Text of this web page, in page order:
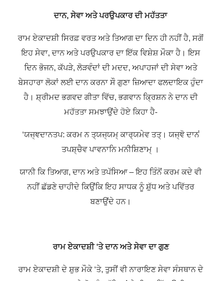
ਦਾਨ, ਸੇਵਾ ਅਤੇ ਪਰਉਪਕਾਰ ਦੀ ਮਹੱਤਤਾ
ਰਾਮ ਏਕਾਦਸ਼ੀ ਸਿਰਫ਼ ਵਰਤ ਅਤੇ ਤਿਆਗ ਦਾ ਦਿਨ ਹੀ ਨਹੀਂ ਹੈ, ਸਗੋਂ
ਇਹ ਸੇਵਾ, ਦਾਨ ਅਤੇ ਪਰਉਪਕਾਰ ਦਾ ਇੱਕ ਵਿਸ਼ੇਸ਼ ਮੌਕਾ ਹੈ। ਇਸ
ਦਿਨ ਭੋਜਨ, ਕੱਪੜੇ, ਲੋੜਵੰਦਾਂ ਦੀ ਮਦਦ, ਅਪਾਹਜਾਂ ਦੀ ਸੇਵਾ ਅਤੇ
ਬੇਸਹਾਰਾ ਲੋਕਾਂ ਲਈ ਦਾਨ ਕਰਨਾ ਸੌ ਗੁਣਾ ਜ਼ਿਆਦਾ ਫਲਦਾਇਕ ਹੁੰਦਾ
ਹੈ। ਸ਼੍ਰੀਮਦ ਭਗਵਦ ਗੀਤਾ ਵਿੱਚ, ਭਗਵਾਨ ਕ੍ਰਿਸ਼ਨ ਨੇ ਦਾਨ ਦੀ
ਮਹੱਤਤਾ ਸਮਝਾਉਂਦੇ ਹੋਏ ਕਿਹਾ ਹੈ-
‘ਯਜ੍ਞਦਾਨਤਪ: ਕਰਮ ਨ ਤ੍ਯਜ੍ਯਮ੍ ਕਾਰ੍ਯਮੇਵ ਤਤ੍। ਯਜ੍ਞੋ ਦਾਨਂ
ਤਪਸ਼੍ਚੈਵ ਪਾਵਨਾਨਿ ਮਨੀਸ਼ਿਣਾਮ੍ ।
ਯਾਨੀ ਕਿ ਤਿਆਗ, ਦਾਨ ਅਤੇ ਤਪੱਸਿਆ – ਇਹ ਤਿੰਨੋਂ ਕਰਮ ਕਦੇ ਵੀ
ਨਹੀਂ ਛੱਡਣੇ ਚਾਹੀਦੇ ਕਿਉਂਕਿ ਇਹ ਸਾਧਕ ਨੂੰ ਸ਼ੁੱਧ ਅਤੇ ਪਵਿੱਤਰ
ਬਣਾਉਂਦੇ ਹਨ।
ਰਾਮ ਏਕਾਦਸ਼ੀ ‘ਤੇ ਦਾਨ ਅਤੇ ਸੇਵਾ ਦਾ ਗੁਣ
ਰਾਮ ਏਕਾਦਸ਼ੀ ਦੇ ਸ਼ੁਭ ਮੌਕੇ ‘ਤੇ, ਤੁਸੀਂ ਵੀ ਨਾਰਾਇਣ ਸੇਵਾ ਸੰਸਥਾਨ ਦੇ